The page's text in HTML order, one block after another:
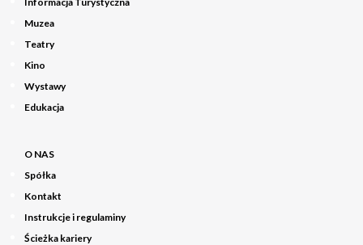
Muzea
Teatry
Kino
Wystawy
Edukacja
O NAS
Spółka
Kontakt
Instrukcje i regulaminy
Ścieżka kariery